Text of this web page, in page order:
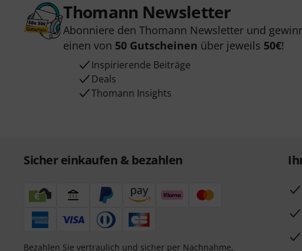
Thomann Newsletter
Abonniere den Thomann Newsletter und
einen von 50 Gutscheinen über jeweils 50€!
Inspirierende Beiträge
Deals
Thomann Insights
Sicher einkaufen & bezahlen
Bezahlen Sie vertraulich und sicher per Nachnahme,